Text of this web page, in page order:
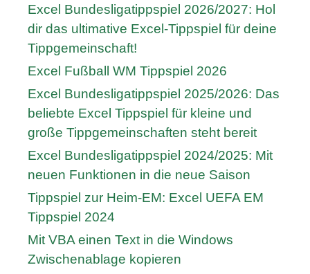
Excel Bundesligatippspiel 2026/2027: Hol
dir das ultimative Excel-Tippspiel für deine
Tippgemeinschaft!
Excel Fußball WM Tippspiel 2026
Excel Bundesligatippspiel 2025/2026: Das
beliebte Excel Tippspiel für kleine und
große Tippgemeinschaften steht bereit
Excel Bundesligatippspiel 2024/2025: Mit
neuen Funktionen in die neue Saison
Tippspiel zur Heim-EM: Excel UEFA EM
Tippspiel 2024
Mit VBA einen Text in die Windows
Zwischenablage kopieren